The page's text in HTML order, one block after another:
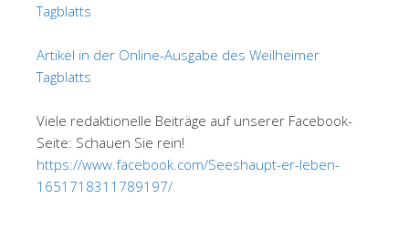
Tagblatts
Artikel in der Online-Ausgabe des Weilheimer
Tagblatts
Viele redaktionelle Beiträge auf unserer Facebook-
Seite: Schauen Sie rein!
https://www.facebook.com/Seeshaupt-er-leben-
1651718311789197/